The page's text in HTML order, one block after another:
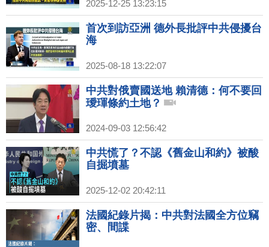
2025-12-25 13:23:15
首次到訪亞洲 德外長批評中共侵擾台
海
2025-08-18 13:22:07
中共對俄賣國送地 賴清德：何不要回
璦琿條約土地？
2024-09-03 12:56:42
中共慌了？不認《舊金山和約》被酸
自掘墳墓
2025-12-02 20:42:11
法國紀錄片揭：中共對法國全方位竊
密、間諜